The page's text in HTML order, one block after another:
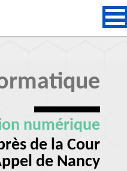
numérique
de la Cour
de Nancy